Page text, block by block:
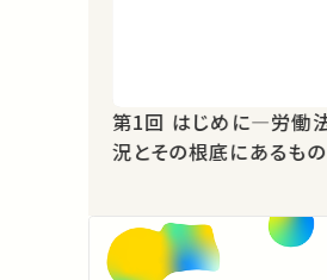
第1回 はじめに―労働法をめぐる状
況とその根底にあるもの